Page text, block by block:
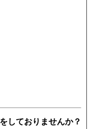
しておりませんか？